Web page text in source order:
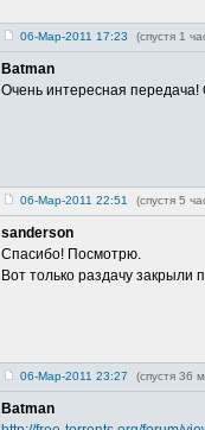
06-Мар-2011 17:23 (спустя 1
Batman
Очень интересная передача!
06-Мар-2011 22:51 (спустя 5
sanderson
Спасибо! Посмотрю.
Вот только раздачу закрыли
06-Мар-2011 23:27 (спустя 36
Batman